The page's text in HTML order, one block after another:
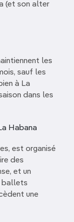
(et son alter
les
sauf les
à La
dans les
Habana
est organisé
des
et un
ballets
une